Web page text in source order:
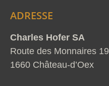
ADRESSE
Charles Hofer SA
Route des Monnaires 19
1660 Château-d’Oex